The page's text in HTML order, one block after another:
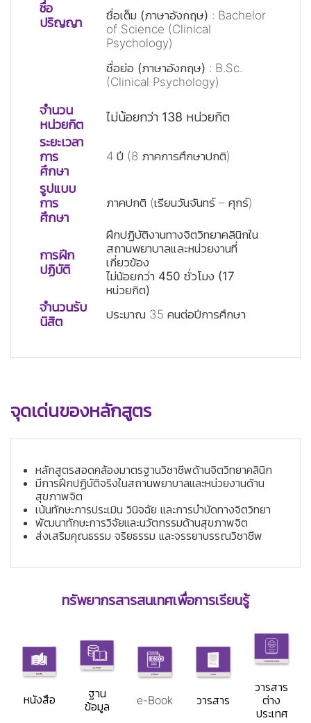
ชื่อ
ปริญญา
ชื่อเต็ม (ภาษาอังกฤษ) : Bachelor
of Science (Clinical
Psychology)
ชื่อย่อ (ภาษาอังกฤษ) : B.Sc.
(Clinical Psychology)
จำนวน
หน่วยกิต
ไม่น้อยกว่า 138 หน่วยกิต
ระยะเวลา
การ
ศึกษา
4 ปี (8 ภาคการศึกษาปกติ)
รูปแบบ
การ
ศึกษา
ภาคปกติ (เรียนวันจันทร์ – ศุกร์)
การฝึก
ปฏิบัติ
ฝึกปฏิบัติงานทางจิตวิทยาคลินิกใน
สถานพยาบาลและหน่วยงานที่
เกี่ยวข้อง
ไม่น้อยกว่า 450 ชั่วโมง (17
หน่วยกิต)
จำนวนรับ
นิสิต
ประมาณ 35 คนต่อปีการศึกษา
จุดเด่นของหลักสูตร
หลักสูตรสอดคล้องมาตรฐานวิชาชีพด้านจิตวิทยาคลินิก
มีการฝึกปฏิบัติจริงในสถานพยาบาลและหน่วยงานด้าน
สุขภาพจิต
เน้นทักษะการประเมิน วินิจฉัย และการบำบัดทางจิตวิทยา
พัฒนาทักษะการวิจัยและนวัตกรรมด้านสุขภาพจิต
ส่งเสริมคุณธรรม จริยธรรม และจรรยาบรรณวิชาชีพ
ทรัพยากรสารสนเทศเพื่อการเรียนรู้
หนังสือ
ฐาน
ข้อมูล
e-Book วารสาร
วารสาร
ต่าง
ประเทศ